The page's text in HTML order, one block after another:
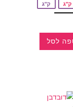
ק"ג
ק"ג
לסל